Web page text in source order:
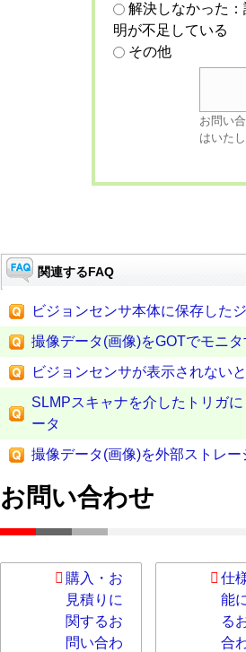
解決しなかった：
明が不足している
その他
お問い
はいた
関連するFAQ
ビジョンセンサ本体に保存した
撮像データ(画像)をGOTでモニ
ビジョンセンサが表示されない
SLMPスキャナを介したトリガ
ータ
撮像データ(画像)を外部ストレ
お問い合わせ
購入・お
見積りに
関するお
問い合わ
仕
能
る
合